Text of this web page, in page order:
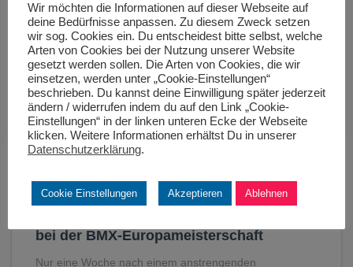
Die Hitzeschlacht geht weiter, diesmal an
bei der BMX-Europameisterschaft
Nur eine Woche nach einem anstrengenden
Wir möchten die Informationen auf dieser Webseite auf
deine Bedürfnisse anpassen. Zu diesem Zweck setzen
wir sog. Cookies ein. Du entscheidest bitte selbst, welche
Arten von Cookies bei der Nutzung unserer Website
gesetzt werden sollen. Die Arten von Cookies, die wir
einsetzen, werden unter „Cookie-Einstellungen“
beschrieben. Du kannst deine Einwilligung später jederzeit
ändern / widerrufen indem du auf den Link „Cookie-
Einstellungen“ in der linken unteren Ecke der Webseite
klicken. Weitere Informationen erhältst Du in unserer
Datenschutzerklärung.
Cookie Einstellungen Akzeptieren Ablehnen